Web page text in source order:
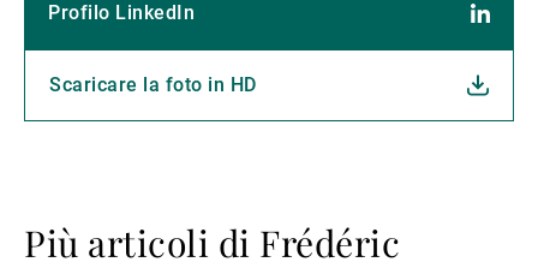
Profilo LinkedIn
Scaricare la foto in HD
Più articoli di Frédéric